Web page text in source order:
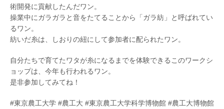
術開発に貢献したんだワン。
操業中にガラガラと音をたてることから「ガラ紡」と呼ばれてい
るワン。
紡いだ糸は、しおりの紐にして参加者に配られたワン。
自分たちで育てたワタが糸になるまでを体験できるこのワークシ
ョップは、今年も行われるワン。
是非参加してみてね！
#東京農工大学 #農工大 #東京農工大学科学博物館 #農工大博物館